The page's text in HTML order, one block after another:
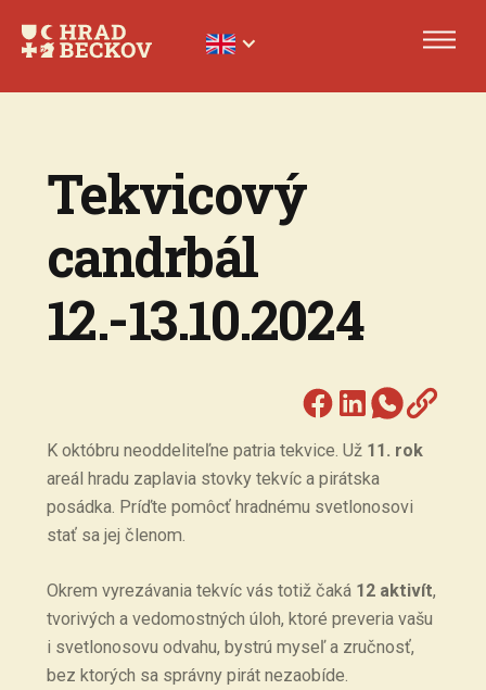
Tekvicový
candrbál
12.-13.10.2024
K októbru neoddeliteľne patria tekvice. Už 11. rok
areál hradu zaplavia stovky tekvíc a pirátska
posádka. Príďte pomôcť hradnému svetlonosovi
stať sa jej členom.
Okrem vyrezávania tekvíc vás totiž čaká 12 aktivít,
tvorivých a vedomostných úloh, ktoré preveria vašu
i svetlonosovu odvahu, bystrú myseľ a zručnosť,
bez ktorých sa správny pirát nezaobíde.